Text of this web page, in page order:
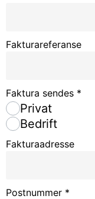
Fakturareferanse
Faktura sendes *
Privat
Bedrift
Fakturaadresse
Postnummer *